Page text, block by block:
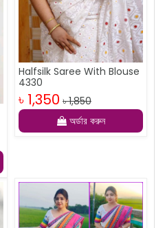
Halfsilk Saree With Blouse
4330
৳ 1,350 ৳ 1,850
অর্ডার করুন